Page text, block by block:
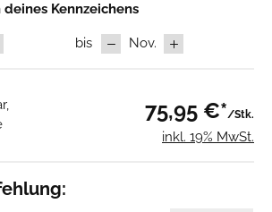
Kennzeichens
bis Nov.
75,95 €*/Stk.
inkl. 19% MwSt.